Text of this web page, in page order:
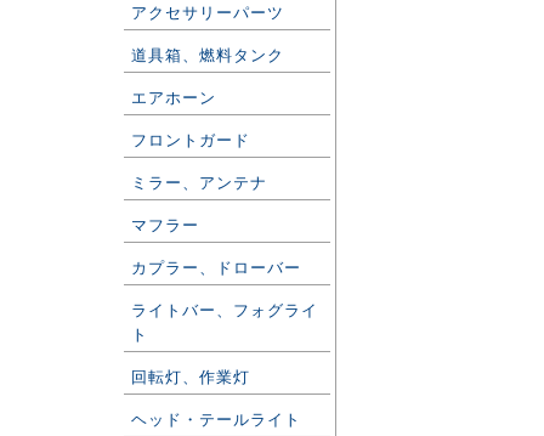
アクセサリーパーツ
道具箱、燃料タンク
エアホーン
フロントガード
ミラー、アンテナ
マフラー
カプラー、ドローバー
ライトバー、フォグライ
ト
回転灯、作業灯
ヘッド・テールライト